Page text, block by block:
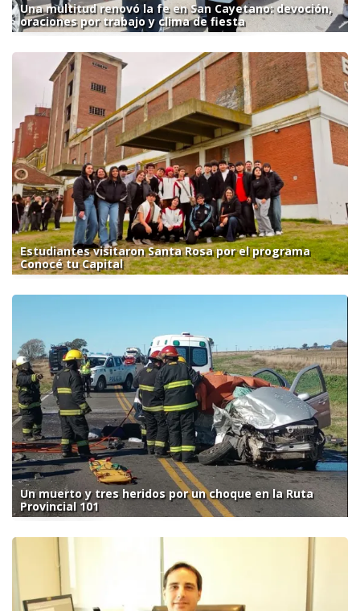
Una multitud renovó la fe en San Cayetano: devoción,
oraciones por trabajo y clima de fiesta
Estudiantes visitaron Santa Rosa por el programa
Conocé tu Capital
Un muerto y tres heridos por un choque en la Ruta
Provincial 101